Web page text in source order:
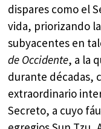
dispares como el
vida, priorizando
subyacentes en
de Occidente, a la
durante décadas,
extraordinario
Secreto, a cuyo